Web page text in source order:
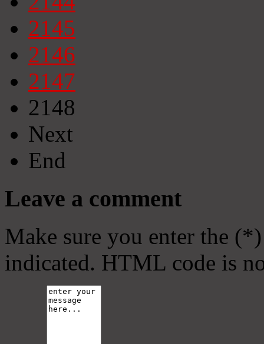
2145
2146
2147
2148
Next
End
Leave a comment
Make sure you enter the
indicated. HTML code is